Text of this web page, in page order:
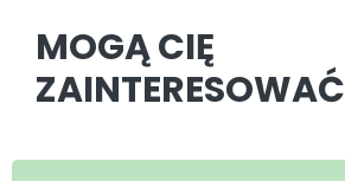
MOGĄ CIĘ
ZAINTERESOWAĆ